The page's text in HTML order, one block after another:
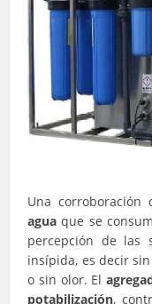
Una corroboración
agua que se
percepción de las
insípida, es decir
o sin olor. El
potabilización,